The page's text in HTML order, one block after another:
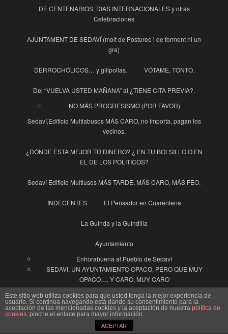
DE CENTENARIOS, DIAS INTERNACIONALES y otras
Celebraciones
AJUNTAMENT DE SEDAVÍ (molt de Postureo i de forment ni un
gra)
DERROCHÓLICOS… y gilipollas. VÓTAME, TONTO.
Del “VUELVA USTED MAÑANA” al ¿TIENE CITA PREVIA?.
NO MÁS PROGRESISMO (POR FAVOR)
Sedaví,Edificio Multiabusos MÁS CARO, no importa, pagan los
vecinos.
¿DÓNDE ESTA MEJOR TÚ DINERO? ¿ EN TU BOLSILLO O EN
EL DE LOS POLITICOS?
Sedaví Edificio Multiusos MÁS TARDE, MÁS CARO, MÁS FEO.
INDECENTES El Pensador en Cuarentena
La Guinda y la Guindilla
Ayuntamiento
Enhorabuena al Pueblo de Sedaví
SEDAVI, UN AYUNTAMIENTO OPACO, PERO QUE MUY
OPACO…. Y CARO, MUY CARO
La Voz de los Vecinos
Contacta con nosotros
“Un hombre vale, lo que vale su palabra”.
Este sitio web utiliza cookies para que usted tenga la mejor experiencia de
usuario. Si continúa navegando está dando su consentimiento para la
aceptación de las mencionadas cookies y la aceptación de nuestra política de
cookies, pinche el enlace para mayor información.
ACEPTAR